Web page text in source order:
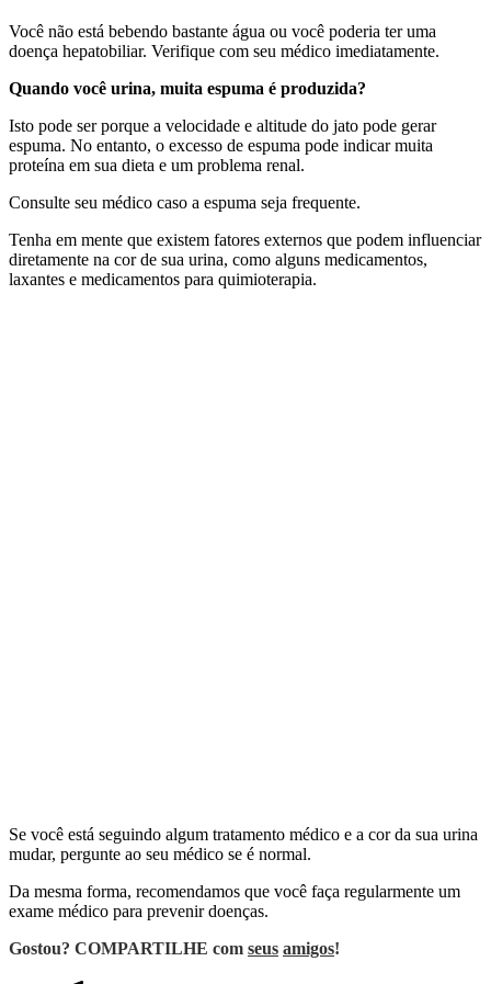
Você não está bebendo bastante água ou você poderia ter uma
doença hepatobiliar. Verifique com seu médico imediatamente.
Quando você urina, muita espuma é produzida?
Isto pode ser porque a velocidade e altitude do jato pode gerar
espuma. No entanto, o excesso de espuma pode indicar muita
proteína em sua dieta e um problema renal.
Consulte seu médico caso a espuma seja frequente.
Tenha em mente que existem fatores externos que podem influenciar
diretamente na cor de sua urina, como alguns medicamentos,
laxantes e medicamentos para quimioterapia.
Se você está seguindo algum tratamento médico e a cor da sua urina
mudar, pergunte ao seu médico se é normal.
Da mesma forma, recomendamos que você faça regularmente um
exame médico para prevenir doenças.
Gostou? COMPARTILHE com seus amigos!